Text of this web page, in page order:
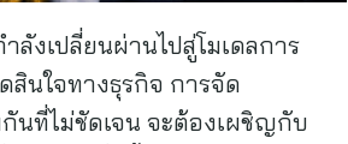
ลังเปลี่ยนผ่านไปสู่โมเดลการ
สินใจทางธุรกิจ การจัด
นที่ไม่ชัดเจน จะต้องเผชิญกับ